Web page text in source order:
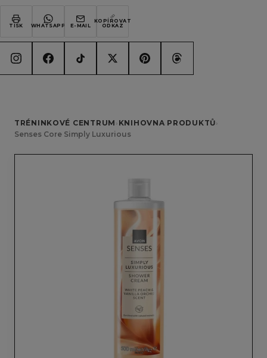
TISK WHATSAPP E-MAIL
KOPÍROVAT
ODKAZ
TRÉNINKOVÉ CENTRUM › KNIHOVNA PRODUKTŮ›
Senses Core Simply Luxurious